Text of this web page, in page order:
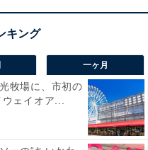
一ヶ月
牧場に、市初の
ェイオア...